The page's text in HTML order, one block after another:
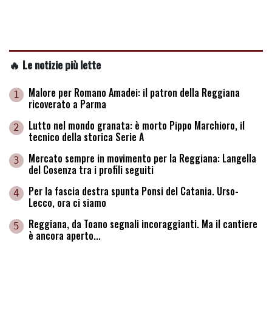
🔥 Le notizie più lette
1 Malore per Romano Amadei: il patron della Reggiana
ricoverato a Parma
2 Lutto nel mondo granata: è morto Pippo Marchioro, il
tecnico della storica Serie A
3 Mercato sempre in movimento per la Reggiana: Langella
del Cosenza tra i profili seguiti
4 Per la fascia destra spunta Ponsi del Catania. Urso-
Lecco, ora ci siamo
5 Reggiana, da Toano segnali incoraggianti. Ma il cantiere
è ancora aperto...